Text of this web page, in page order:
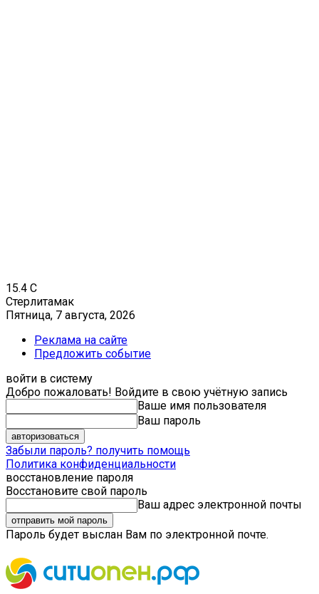
15.4 C
Стерлитамак
Пятница, 7 августа, 2026
Реклама на сайте
Предложить событие
войти в систему
Добро пожаловать! Войдите в свою учётную запись
Ваше имя пользователя
Ваш пароль
Забыли пароль? получить помощь
Политика конфиденциальности
восстановление пароля
Восстановите свой пароль
Ваш адрес электронной почты
Пароль будет выслан Вам по электронной почте.